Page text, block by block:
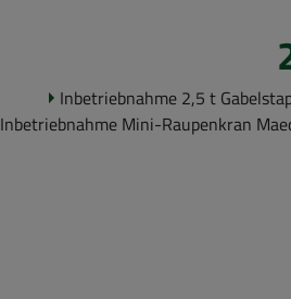
In­be­trieb­nah­me 2,5 t
In­be­trieb­nah­me Mini-​Raupenkran